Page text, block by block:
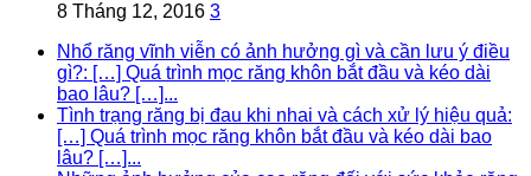
8 Tháng 12, 2016 3
Nhổ răng vĩnh viễn có ảnh hưởng gì và cần lưu ý điều
gì?: […] Quá trình mọc răng khôn bắt đầu và kéo dài
bao lâu? […]...
Tình trạng răng bị đau khi nhai và cách xử lý hiệu quả:
[…] Quá trình mọc răng khôn bắt đầu và kéo dài bao
lâu? […]...